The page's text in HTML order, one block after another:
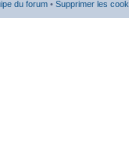
du forum • Supprimer les